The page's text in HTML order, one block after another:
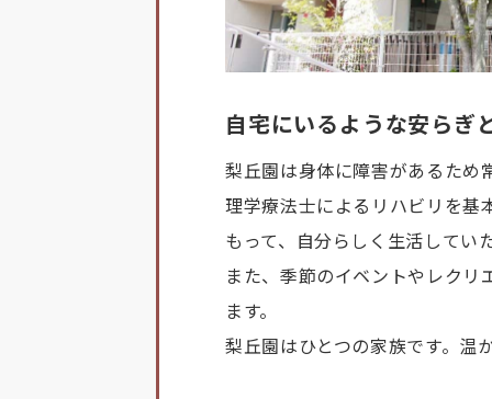
自宅にいるような安らぎ
梨丘園は身体に障害があるため
理学療法士によるリハビリを基
もって、自分らしく生活してい
また、季節のイベントやレク
ます。
梨丘園はひとつの家族です。温